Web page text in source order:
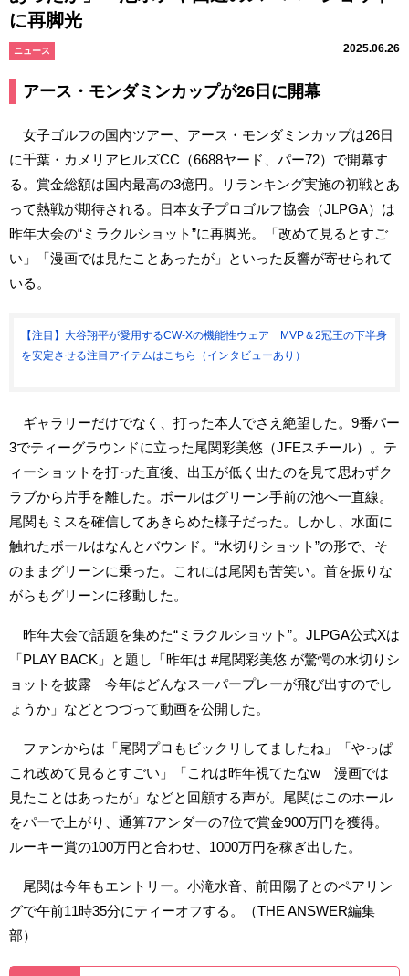
に再脚光
ニュース 2025.06.26
アース・モンダミンカップが26日に開幕
女子ゴルフの国内ツアー、アース・モンダミンカップは26日
に千葉・カメリアヒルズCC（6688ヤード、パー72）で開幕す
る。賞金総額は国内最高の3億円。リランキング実施の初戦とあ
って熱戦が期待される。日本女子プロゴルフ協会（JLPGA）は
昨年大会の“ミラクルショット”に再脚光。「改めて見るとすご
い」「漫画では見たことあったが」といった反響が寄せられて
いる。
【注目】大谷翔平が愛用するCW-Xの機能性ウェア MVP＆2冠王の下半身
を安定させる注目アイテムはこちら（インタビューあり）
ギャラリーだけでなく、打った本人でさえ絶望した。9番パー
3でティーグラウンドに立った尾関彩美悠（JFEスチール）。テ
ィーショットを打った直後、出玉が低く出たのを見て思わずク
ラブから片手を離した。ボールはグリーン手前の池へ一直線。
尾関もミスを確信してあきらめた様子だった。しかし、水面に
触れたボールはなんとバウンド。“水切りショット”の形で、そ
のままグリーンに乗った。これには尾関も苦笑い。首を振りな
がらもグリーンに移動した。
昨年大会で話題を集めた“ミラクルショット”。JLPGA公式Xは
「PLAY BACK」と題し「昨年は #尾関彩美悠 が驚愕の水切りシ
ョットを披露 今年はどんなスーパープレーが飛び出すのでし
ょうか」などとつづって動画を公開した。
ファンからは「尾関プロもビックリしてましたね」「やっぱ
これ改めて見るとすごい」「これは昨年視てたなw 漫画では
見たことはあったが」などと回顧する声が。尾関はこのホール
をパーで上がり、通算7アンダーの7位で賞金900万円を獲得。
ルーキー賞の100万円と合わせ、1000万円を稼ぎ出した。
尾関は今年もエントリー。小滝水音、前田陽子とのペアリン
グで午前11時35分にティーオフする。（THE ANSWER編集
部）